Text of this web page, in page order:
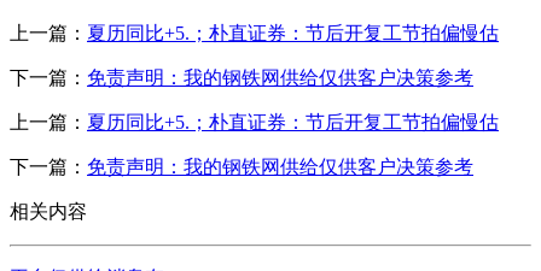
上一篇： 夏历同比+5.；朴直证券：节后开复工节拍偏慢估
下一篇： 免责声明：我的钢铁网供给仅供客户决策参考
上一篇： 夏历同比+5.；朴直证券：节后开复工节拍偏慢估
下一篇： 免责声明：我的钢铁网供给仅供客户决策参考
相关内容